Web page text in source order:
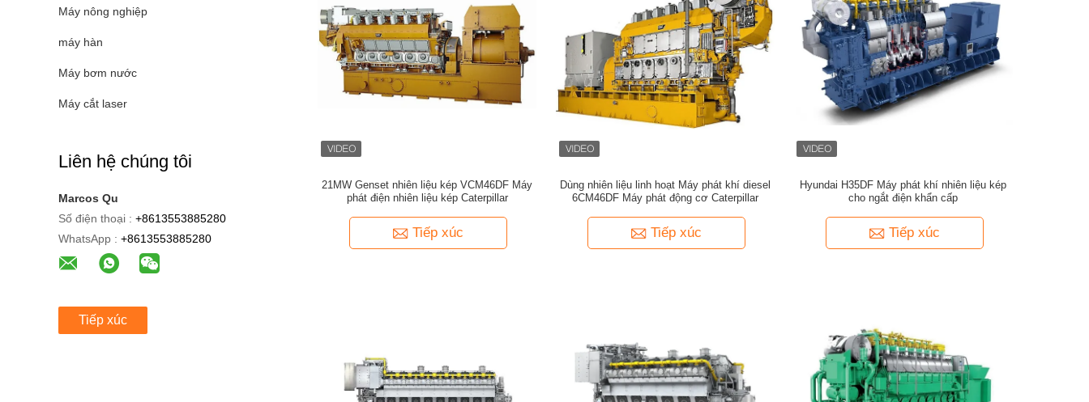
Máy nông nghiệp
máy hàn
Máy bơm nước
Máy cắt laser
Liên hệ chúng tôi
Marcos Qu
Số điện thoại : +8613553885280
WhatsApp : +8613553885280
Tiếp xúc
21MW Genset nhiên liệu kép VCM46DF Máy
phát điện nhiên liệu kép Caterpillar
Tiếp xúc
Dùng nhiên liệu linh hoạt Máy phát khí diesel
6CM46DF Máy phát động cơ Caterpillar
Tiếp xúc
Hyundai H35DF Máy phát khí nhiên liệu kép
cho ngắt điện khẩn cấp
Tiếp xúc